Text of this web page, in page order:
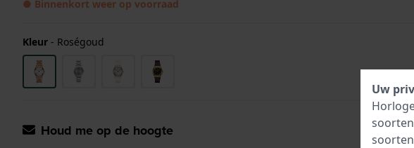
● Binnenkort weer op voorraad
Kleur - Roségoud
Houd me op de hoogte
Uw
soorten